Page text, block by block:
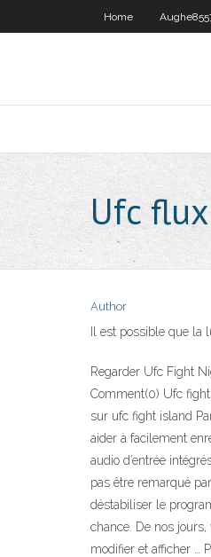
Home
Ufc
Author
Il est possible que
Regarder Ufc Fight
Comment(0) Ufc
sur ufc fight island
aider à facilement
audio d’entrée
pas être remarqué
déstabiliser le
chance. De nos
modifier et afficher